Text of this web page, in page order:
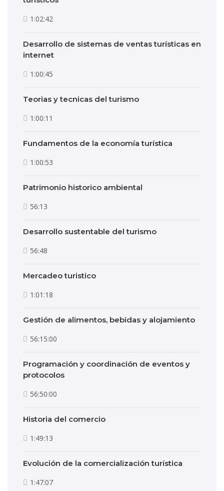
1:02:42
Desarrollo de sistemas de ventas turísticas en
internet
1:00:45
Teorias y tecnicas del turismo
1:00:11
Fundamentos de la economía turística
1:00:53
Patrimonio historico ambiental
56:13
Desarrollo sustentable del turismo
56:48
Mercadeo turistico
1:01:18
Gestión de alimentos, bebidas y alojamiento
56:15:00
Programación y coordinación de eventos y
protocolos
56:50:00
Historia del comercio
1:49:13
Evolución de la comercialización turística
1:47:07